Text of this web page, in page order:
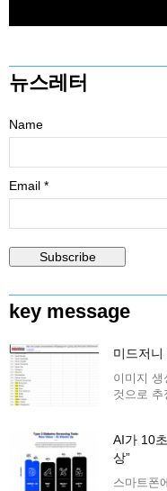
뉴스레터
Name
Email *
key message
미드저
이미지 생
것으로 추
AI가 10
상”
스마트폰